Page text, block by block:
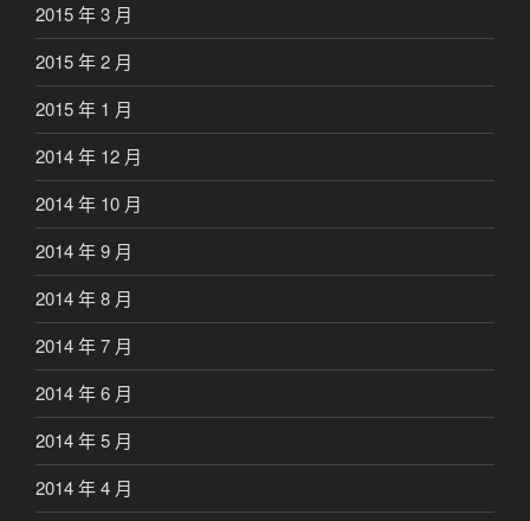
2015 年 3 月
2015 年 2 月
2015 年 1 月
2014 年 12 月
2014 年 10 月
2014 年 9 月
2014 年 8 月
2014 年 7 月
2014 年 6 月
2014 年 5 月
2014 年 4 月